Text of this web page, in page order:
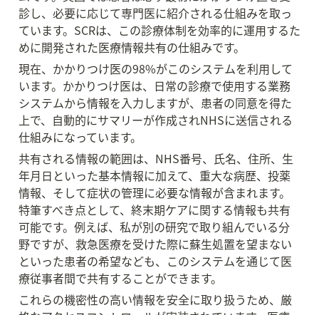
診し、必要に応じて専門医に紹介される仕組みを取っ
ています。SCRは、この診療体制を効率的に運用するた
めに開発された医療情報共有の仕組みです。
現在、かかりつけ医の98%がこのシステムを利用して
います。かかりつけ医は、日常の診療で使用する業務
システムから情報を入力しますが、患者の同意を得た
上で、自動的にサマリーが作成されNHSに送信される
仕組みになっています。
共有される情報の範囲は、NHS番号、氏名、住所、生
年月日といった基本情報に加えて、重大な病歴、投薬
情報、そして症状の管理に必要な情報が含まれます。
特筆すべき点として、終末期ケアに関する情報も共有
可能です。例えば、私が別の研究で取り組んでいる分
野ですが、救急医療を受けた際に蘇生処置を望まない
といった患者の希望なども、このシステムを通じて医
療従事者間で共有することができます。
これらの機密性の高い情報を安全に取り扱うため、厳